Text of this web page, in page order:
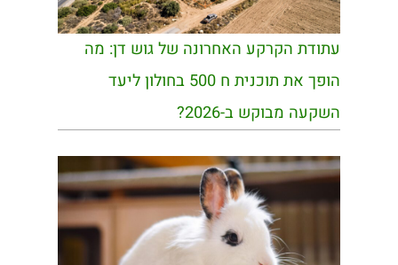
עתודת הקרקע האחרונה של גוש דן: מה
הופך את תוכנית ח 500 בחולון ליעד
השקעה מבוקש ב-2026?